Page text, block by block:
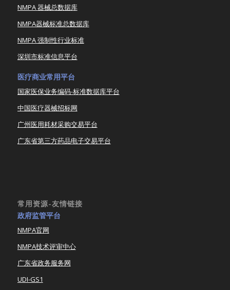
NMPA 器械总数据库
NMPA器械标准总数据库
NMPA 强制性行业标准
深圳市标准信息平台
医疗商业常用平台
国家医保业务编码-标准数据库平台
中国医疗器械招标网
广州医用耗材采购交易平台
广东省第三方药品电子交易平台
常用资源-友情链接
政府监管平台
NMPA官网
NMPA技术评审中心
广东省政务服务网
UDI-GS1